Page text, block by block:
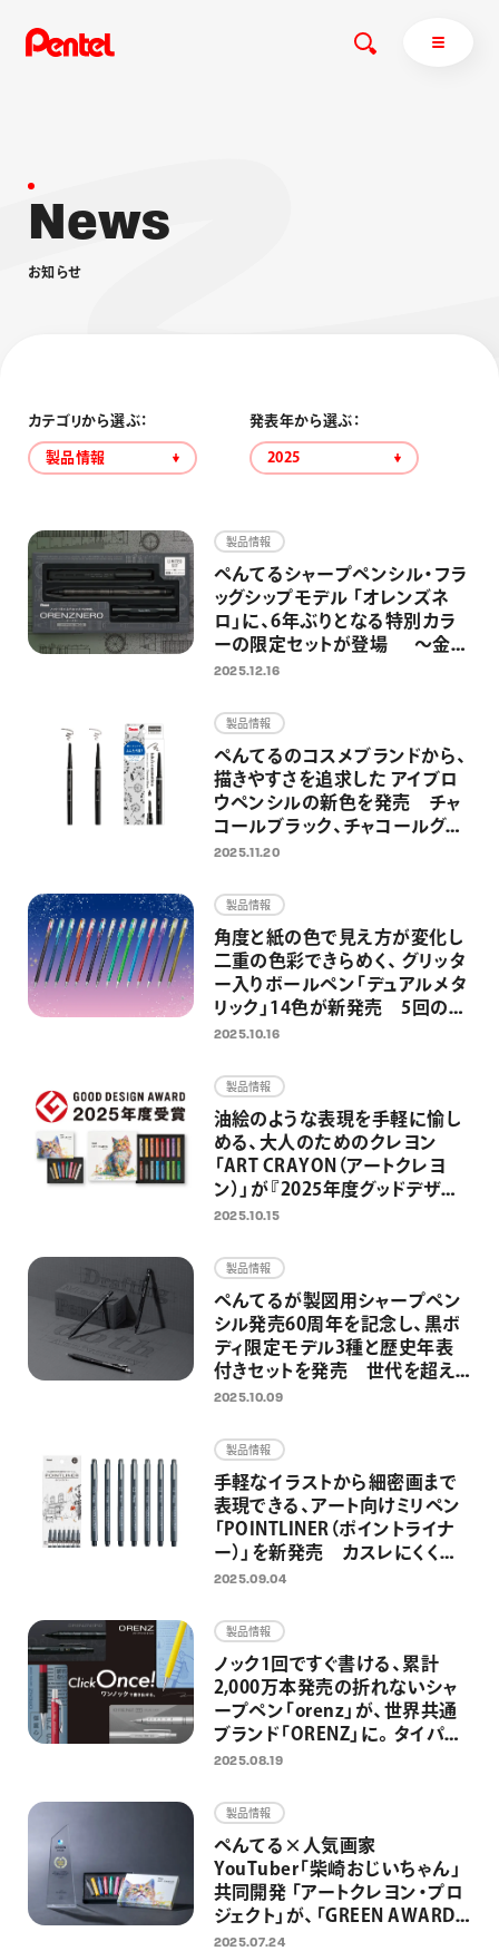
商品を探す
ブラッシュ（筆）
その他
採用情報
運営会社
News
お知 らせ
カテゴリから選ぶ：
製品情報
発表年から選ぶ：
2025
製品情報
ぺんてるシャープペンシル・フラ
ッグシップモデル 「オレンズネ
ロ」に、6年ぶりとなる特別カラ
ーの限定セットが登場 ～金属
製の替芯ケースとホルダー式消
～
2025.12.16
製品情報
ぺんてるのコスメブランドから、
描きやすさを追求した アイブロ
ウペンシルの新色を発売 チャ
コールブラック、チャコールグレ
ーの2色を追加し、全5色展開に
2025.11.20
製品情報
角度と紙の色で見え方が変化し
二重の色彩できらめく、 グリッタ
ー入りボールペン「デュアルメタ
リック」14色が新発売 5回の限
定発売を経て、待望の定番化 ノ
グリッターインキが華やかに彩
る
2025.10.16
製品情報
油絵のような表現を手軽に愉し
める、大人のためのクレヨン
「ART CRAYON（アートクレヨ
ン）」が『2025年度グッドデザイ
ン賞』を受賞
2025.10.15
製品情報
ぺんてるが製図用シャープペン
シル発売60周年を記念し、黒ボ
ディ限定モデル3種と歴史年表
付きセットを発売 世代を超え
て、学生からアーティストに愛さ
2025.10.09
製品情報
手軽なイラストから細密画まで
表現できる、アート向けミリペン
「POINTLINER（ポイントライナ
ー）」を新発売 カスレにくく安
定した描き心地で均一な線が描
2025.09.04
製品情報
ノック1回ですぐ書ける、累計
2,000万本発売の折れないシャ
ープペン「orenz」が、世界共通
ブランド「ORENZ」に。タイパに
優れたZ世代向けシャープペン
2025.08.19
製品情報
ぺんてる×人気画家
YouTuber「柴崎おじいちゃん」
共同開発 「アートクレヨン・プロ
ジェクト」が、「GREEN AWARD
2024」のGOLDアワードを受
2025.07.24